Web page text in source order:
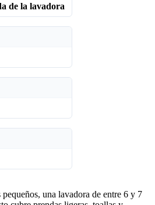
de la lavadora
pequeños, una lavadora de entre 6 y 7